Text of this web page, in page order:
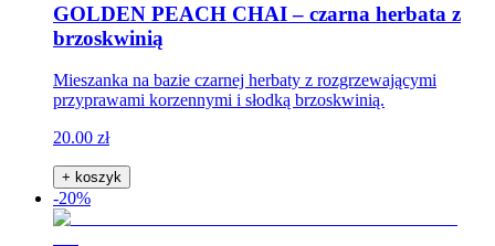
GOLDEN PEACH CHAI – czarna herbata z
brzoskwinią
Mieszanka na bazie czarnej herbaty z rozgrzewającymi
przyprawami korzennymi i słodką brzoskwinią.
20.00 zł
+ koszyk
-20%